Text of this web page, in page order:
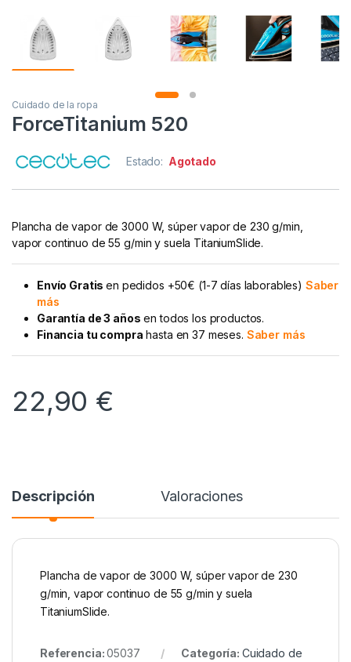
Cuidado de la ropa
ForceTitanium 520
Estado: Agotado
Plancha de vapor de 3000 W, súper vapor de 230 g/min,
vapor continuo de 55 g/min y suela TitaniumSlide.
Envío Gratisen pedidos +50€ (1-7 días laborables) Saber
más
Garantía de 3 años en todos los productos.
Financia tu compra hasta en 37 meses. Saber más
22,90 €
Descripción Valoraciones
Plancha de vapor de 3000 W, súper vapor de 230
g/min, vapor continuo de 55 g/min y suela
TitaniumSlide.
Referencia:05037 Categoría: Cuidado de